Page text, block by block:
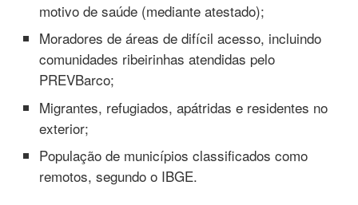
motivo de saúde (mediante atestado);
Moradores de áreas de difícil acesso, incluindo
comunidades ribeirinhas atendidas pelo
PREVBarco;
Migrantes, refugiados, apátridas e residentes no
exterior;
População de municípios classificados como
remotos, segundo o IBGE.